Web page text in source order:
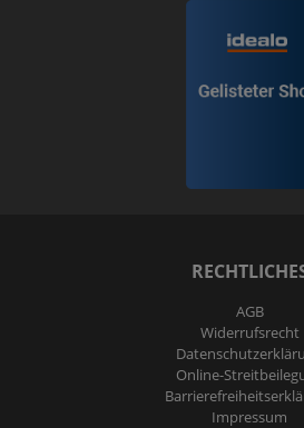
AGB
Widerrufs­recht
Online-
Impressum